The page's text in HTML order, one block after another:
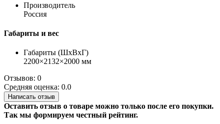
Производитель
Россия
Габариты и вес
Габариты (ШхВхГ)
2200×2132×2000 мм
Отзывов: 0
Средняя оценка: 0.0
Написать отзыв
Оставить отзыв о товаре можно только после его покупки.
Так мы формируем честный рейтинг.